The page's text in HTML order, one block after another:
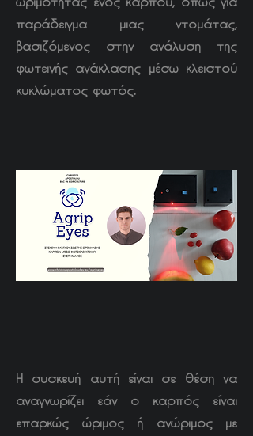
παράδειγμα μιας ντομάτας,
βασιζόμενος στην ανάλυση της
φωτεινής ανάκλασης μέσω κλειστού
κυκλώματος φωτός.
Η συσκευή αυτή είναι σε θέση να
αναγνωρίζει εάν ο καρπός είναι
επαρκώς ώριμος ή ανώριμος με